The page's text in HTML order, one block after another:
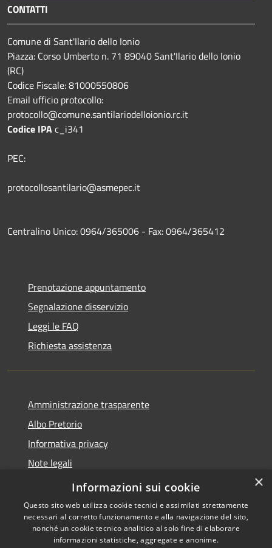
CONTATTI
Comune di Sant'Ilario dello Ionio
Piazza: Corso Umberto n. 71 89040 Sant'Ilario dello Ionio
(RC)
Codice Fiscale: 81000550806
Email ufficio protocollo:
protocollo@comune.santilariodelloionio.rc.it
Codice IPAc_i341
PEC:
protocollosantilario@asmepec.it
Centralino Unico: 0964/365006 - Fax: 0964/365412
Prenotazione appuntamento
Segnalazione disservizio
Leggi le FAQ
Richiesta assistenza
Amministrazione trasparente
Albo Pretorio
Informativa privacy
Note legali
Dichiarazione di accessibilità
Copyright © 2026 • Comune di
×
Informazioni sui cookie
Questo sito web utilizza cookie tecnici e assimilati strettamente
necessari al corretto funzionamento e alla navigazione del sito,
nonché un cookie tecnico analitico al solo fine di elaborare
informazioni statistiche, aggregate e anonime.